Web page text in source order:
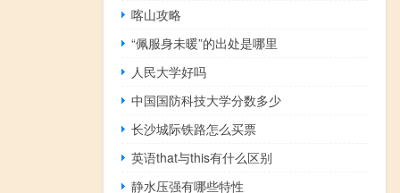
喀山攻略
“佩服身未暖”的出处是哪里
人民大学好吗
中国国防科技大学分数多少
长沙城际铁路怎么买票
英语that与this有什么区别
静水压强有哪些特性